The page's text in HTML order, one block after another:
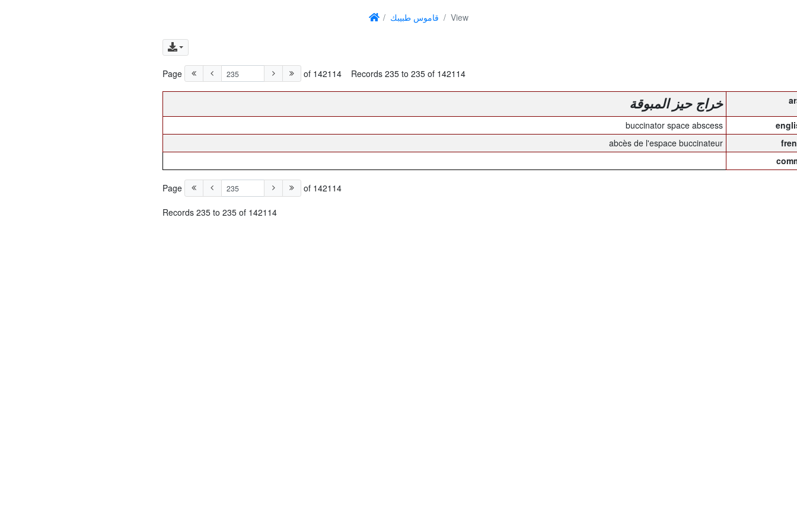
قاموس طبيبك View
Page of 142114 Records 235 to 235 of 142114
خراج حيز المبوقة
buccinator space abscess
abcès de l'espace buccinateur
Page of 142114
Records 235 to 235 of 142114